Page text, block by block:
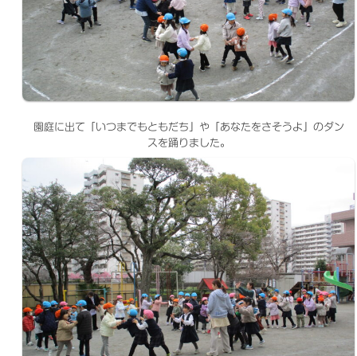
園庭に出て「いつまでもともだち」や「あなたをさそうよ」のダン
スを踊りました。